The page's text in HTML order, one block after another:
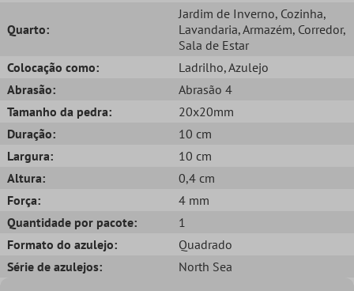
Quarto:
Jardim de Inverno, Cozinha,
Lavandaria, Armazém, Corredor,
Sala de Estar
Colocação como:
Ladrilho, Azulejo
Abrasão:
Abrasão 4
Tamanho da pedra:
20x20mm
Duração:
10 cm
Largura:
10 cm
Altura:
0,4 cm
Força:
4 mm
Quantidade por pacote:
1
Formato do azulejo:
Quadrado
Série de azulejos:
North Sea